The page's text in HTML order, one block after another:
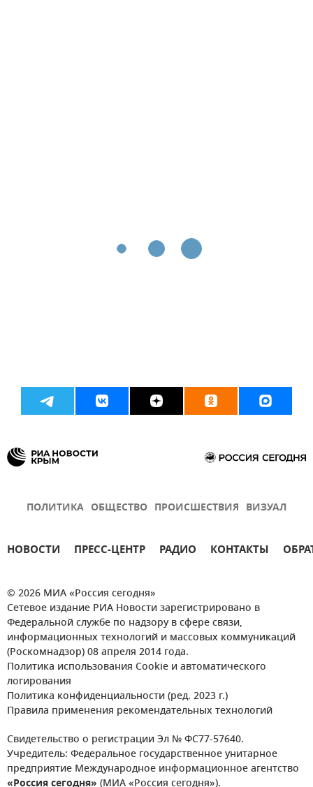
ПОЛИТИКА ОБЩЕСТВО ПРОИСШЕСТВИЯ ВИЗУАЛ
НОВОСТИ ПРЕСС-ЦЕНТР РАДИО КОНТАКТЫ
© 2026 МИА «Россия сегодня»
Сетевое издание РИА Новости зарегистрировано в
Федеральной службе по надзору в сфере связи,
информационных технологий и массовых коммуникаций
(Роскомнадзор) 08 апреля 2014 года.
Политика использования Cookie и автоматического
логирования
Политика конфиденциальности (ред. 2023 г.)
Правила применения рекомендательных технологий
Свидетельство о регистрации Эл № ФС77-57640.
Учредитель: Федеральное государственное унитарное
предприятие Международное информационное агентство
«Россия сегодня» (МИА «Россия сегодня»).